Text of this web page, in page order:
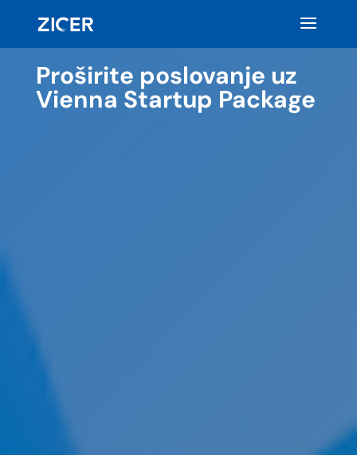
Proširite poslovanje uz
Vienna Startup Package